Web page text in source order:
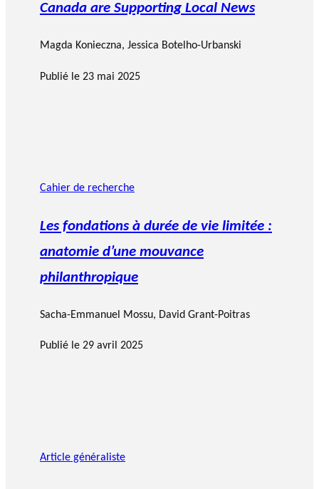
Canada are Supporting Local News
Magda Konieczna, Jessica Botelho-Urbanski
Publié le 23 mai 2025
Cahier de recherche
Les fondations à durée de vie limitée :
anatomie d’une mouvance
philanthropique
Sacha-Emmanuel Mossu, David Grant-Poitras
Publié le 29 avril 2025
Article généraliste